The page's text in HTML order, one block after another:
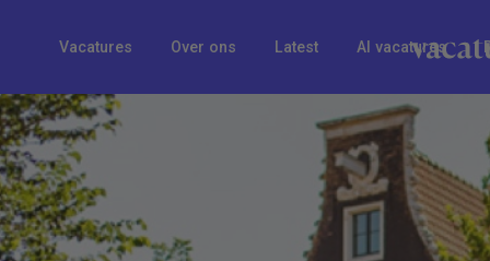
Vacatures Over ons Latest AI vacatures